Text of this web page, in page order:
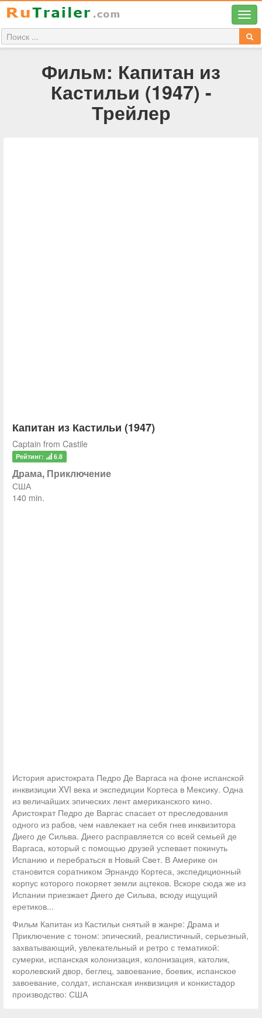
Фильм: Капитан из
Кастильи (1947) -
Трейлер
Капитан из Кастильи (1947)
Captain from Castile
Рейтинг: 6.8
Драма, Приключение
США
140 min.
История аристократа Педро Де Варгаса на фоне испанской
инквизиции XVI века и экспедиции Кортеса в Мексику. Одна
из величайших эпических лент американского кино.
Аристократ Педро де Варгас спасает от преследования
одного из рабов, чем навлекает на себя гнев инквизитора
Диего де Сильва. Диего расправляется со всей семьей де
Варгаса, который с помощью друзей успевает покинуть
Испанию и перебраться в Новый Свет. В Америке он
становится соратником Эрнандо Кортеса, экспедиционный
корпус которого покоряет земли ацтеков. Вскоре сюда же из
Испании приезжает Диего де Сильва, всюду ищущий
еретиков...
Фильм Капитан из Кастильи снятый в жанре: Драма и
Приключение с тоном: эпический, реалистичный, серьезный,
захватывающий, увлекательный и ретро с тематикой:
сумерки, испанская колонизация, колонизация, католик,
королевский двор, беглец, завоевание, боевик, испанское
завоевание, солдат, испанская инквизиция и конкистадор
производство: США